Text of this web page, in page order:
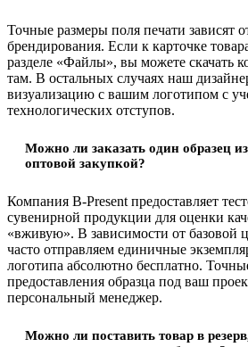
Точные размеры поля печати зависят
брендирования. Если к карточке
разделе «Файлы», вы можете скачать
там. В остальных случаях наш
визуализацию с вашим логотипом с
технологических отступов.
Можно ли заказать один образец
оптовой закупкой?
Компания B-Present предоставляет
сувенирной продукции для оценки
«вживую». В зависимости от базовой
часто отправляем единичные
логотипа абсолютно бесплатно.
предоставления образца под ваш
персональный менеджер.
Можно ли поставить товар в